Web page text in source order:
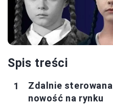
Spis treści
Zdalnie
nowość na rynku